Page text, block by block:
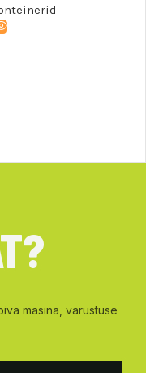
masina, varustuse